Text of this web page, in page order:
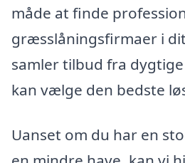
måde at finde
græsslåningsfirmaer i
samler tilbud fra
kan vælge den bedste
Uanset om du har en